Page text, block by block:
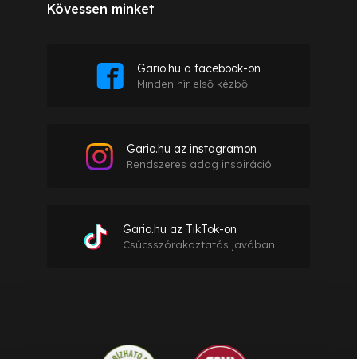
Kövessen minket
Gario.hu a facebook-on
Minden hír első kézből
Gario.hu az instagramon
Rendszeres adag inspiráció
Gario.hu az TikTok-on
Csúcsszórakoztatás javában